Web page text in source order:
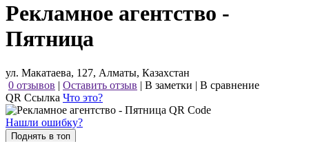
Рекламное агентство -
Пятница
ул. Макатаева, 127, Алматы, Казахстан
0 отзывов | Оставить отзыв | В заметки | В сравнение
QR Ссылка Что это?
Нашли ошибку?
Поднять в топ